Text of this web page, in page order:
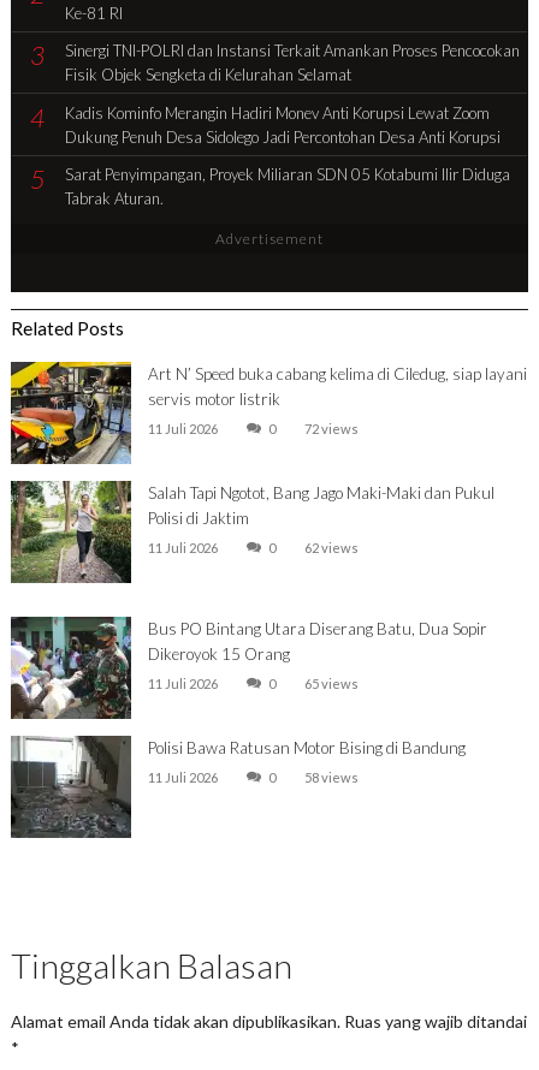
Ke-81 RI
3
Sinergi TNI-POLRI dan Instansi Terkait Amankan Proses Pencocokan
Fisik Objek Sengketa di Kelurahan Selamat
4
Kadis Kominfo Merangin Hadiri Monev Anti Korupsi Lewat Zoom
Dukung Penuh Desa Sidolego Jadi Percontohan Desa Anti Korupsi
5
Sarat Penyimpangan, Proyek Miliaran SDN 05 Kotabumi Ilir Diduga
Tabrak Aturan.
Advertisement
Related Posts
Art N’ Speed buka cabang kelima di Ciledug, siap layani
servis motor listrik
11 Juli 2026 0 72 views
Salah Tapi Ngotot, Bang Jago Maki-Maki dan Pukul
Polisi di Jaktim
11 Juli 2026 0 62 views
Bus PO Bintang Utara Diserang Batu, Dua Sopir
Dikeroyok 15 Orang
11 Juli 2026 0 65 views
Polisi Bawa Ratusan Motor Bising di Bandung
11 Juli 2026 0 58 views
Tinggalkan Balasan
Alamat email Anda tidak akan dipublikasikan. Ruas yang wajib ditandai
*